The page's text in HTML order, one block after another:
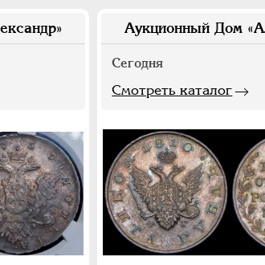
Аукционный Дом
Сегодня
Смотреть каталог